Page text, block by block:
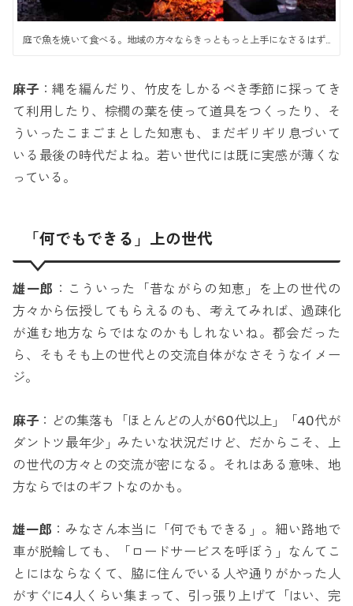
庭で魚を焼いて食べる。地域の方々ならきっともっと上手になさるはず…
麻子 ：縄を編んだり、竹皮をしかるべき季節に採ってき
て利用したり、棕櫚の葉を使って道具をつくったり、そ
ういったこまごまとした知恵も、まだギリギリ息づいて
いる最後の時代だよね。若い世代には既に実感が薄くな
っている。
「何でもできる」上の世代
雄一郎 ：こういった「昔ながらの知恵」を上の世代の
方々から伝授してもらえるのも、考えてみれば、過疎化
が進む地方ならではなのかもしれないね。都会だった
ら、そもそも上の世代との交流自体がなさそうなイメー
ジ。
麻子：どの集落も「ほとんどの人が60代以上」「40代が
ダントツ最年少」みたいな状況だけど、だからこそ、上
の世代の方々との交流が密になる。それはある意味、地
方ならではのギフトなのかも。
雄一郎 ：みなさん本当に「何でもできる」。細い路地で
車が脱輪しても、「ロードサービスを呼ぼう」なんてこ
とにはならなくて、脇に住んでいる人や通りがかった人
がすぐに4人くらい集まって、引っ張り上げて「はい、完